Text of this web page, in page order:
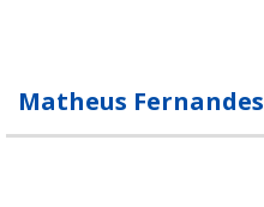
Matheus Fernandes